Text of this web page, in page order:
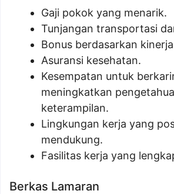
Gaji pokok yang menarik.
Tunjangan transportasi
Bonus berdasarkan
Asuransi kesehatan.
Kesempatan untuk
meningkatkan
keterampilan.
Lingkungan kerja yang
mendukung.
Fasilitas kerja yang
Berkas Lamaran